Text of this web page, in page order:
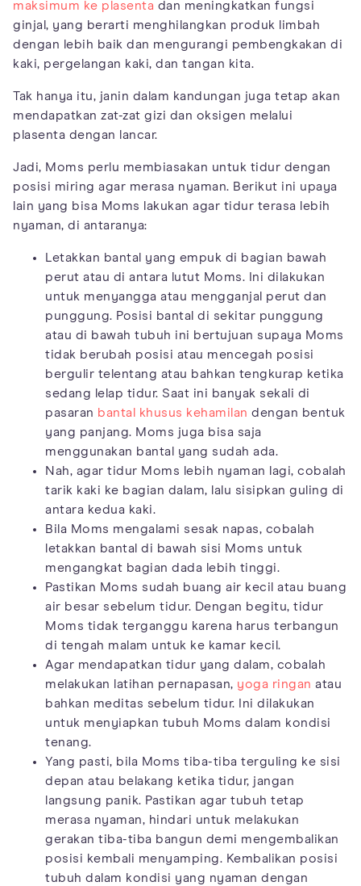
maksimum ke plasenta dan meningkatkan fungsi
ginjal, yang berarti menghilangkan produk limbah
dengan lebih baik dan mengurangi pembengkakan di
kaki, pergelangan kaki, dan tangan kita.
Tak hanya itu, janin dalam kandungan juga tetap akan
mendapatkan zat-zat gizi dan oksigen melalui
plasenta dengan lancar.
Jadi, Moms perlu membiasakan untuk tidur dengan
posisi miring agar merasa nyaman. Berikut ini upaya
lain yang bisa Moms lakukan agar tidur terasa lebih
nyaman, di antaranya:
Letakkan bantal yang empuk di bagian bawah
perut atau di antara lutut Moms. Ini dilakukan
untuk menyangga atau mengganjal perut dan
punggung. Posisi bantal di sekitar punggung
atau di bawah tubuh ini bertujuan supaya Moms
tidak berubah posisi atau mencegah posisi
bergulir telentang atau bahkan tengkurap ketika
sedang lelap tidur. Saat ini banyak sekali di
pasaran bantal khusus kehamilan dengan bentuk
yang panjang. Moms juga bisa saja
menggunakan bantal yang sudah ada.
Nah, agar tidur Moms lebih nyaman lagi, cobalah
tarik kaki ke bagian dalam, lalu sisipkan guling di
antara kedua kaki.
Bila Moms mengalami sesak napas, cobalah
letakkan bantal di bawah sisi Moms untuk
mengangkat bagian dada lebih tinggi.
Pastikan Moms sudah buang air kecil atau buang
air besar sebelum tidur. Dengan begitu, tidur
Moms tidak terganggu karena harus terbangun
di tengah malam untuk ke kamar kecil.
Agar mendapatkan tidur yang dalam, cobalah
melakukan latihan pernapasan, yoga ringan atau
bahkan meditas sebelum tidur. Ini dilakukan
untuk menyiapkan tubuh Moms dalam kondisi
tenang.
Yang pasti, bila Moms tiba-tiba terguling ke sisi
depan atau belakang ketika tidur, jangan
langsung panik. Pastikan agar tubuh tetap
merasa nyaman, hindari untuk melakukan
gerakan tiba-tiba bangun demi mengembalikan
posisi kembali menyamping. Kembalikan posisi
tubuh dalam kondisi yang nyaman dengan